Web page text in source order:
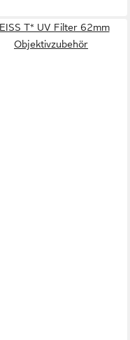
T* UV Filter 62mm
Objektivzubehör